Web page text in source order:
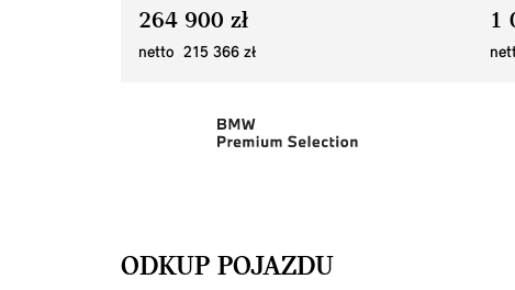
264 900 zł
netto 215 366 zł
1
ODKUP POJAZDU